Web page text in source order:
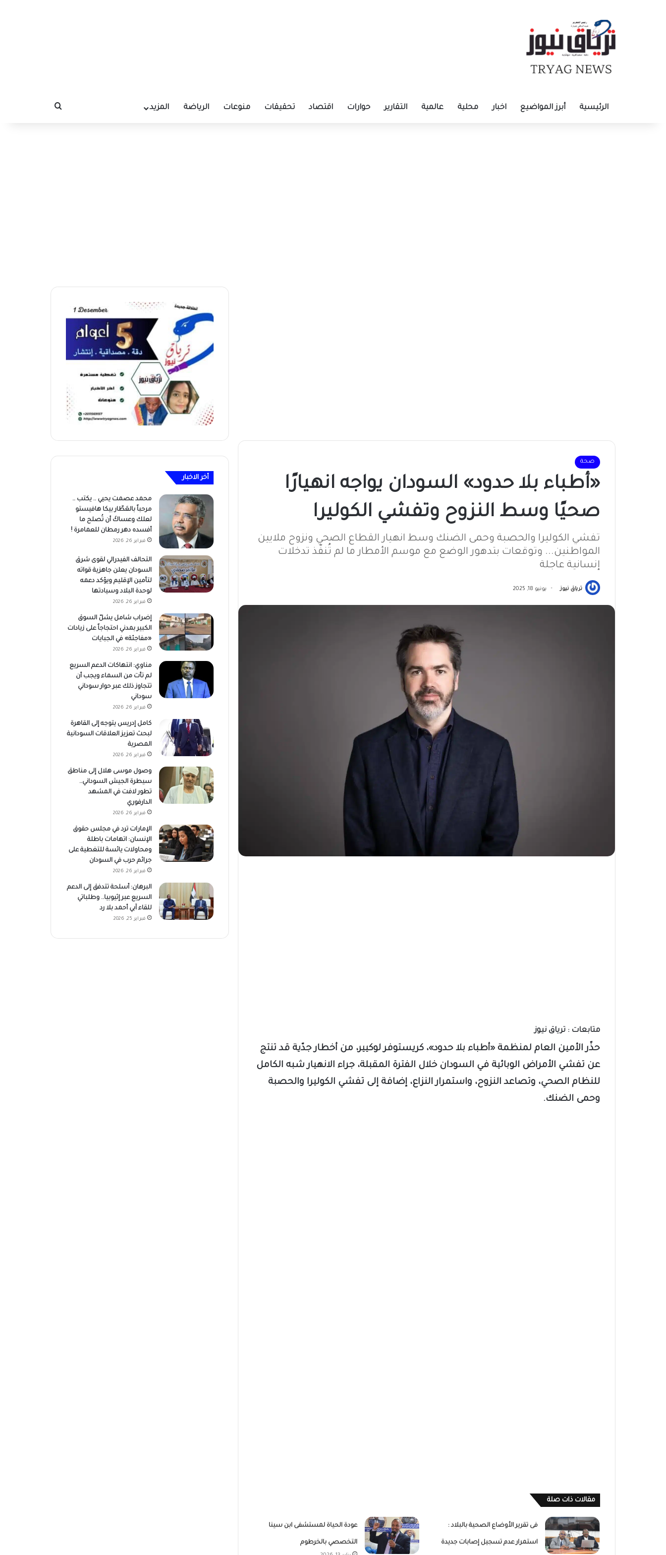
الرئيسية أبرز المواضيع اخبار محلية عالمية التقارير حوارات اقتصاد تحقيقات منوعات الرياضة المزيد بحث عن
صحة
«أطباء بلا حدود» السودان يواجه انهيارًا
صحيًا وسط النزوح وتفشي الكوليرا
تفشي الكوليرا والحصبة وحمى الضنك وسط انهيار القطاع الصحي ونزوح ملايين
المواطنين... وتوقعات بتدهور الوضع مع موسم الأمطار ما لم تُنفّذ تدخلات
إنسانية عاجلة
ترياق نيوز يونيو 18, 2025
متابعات : ترياق نيوز
حذّر الأمين العام لمنظمة «أطباء بلا حدود»، كريستوفر لوكيير، من أخطار جدّية قد تنتج
عن تفشي الأمراض الوبائية في السودان خلال الفترة المقبلة، جراء الانهيار شبه الكامل
للنظام الصحي، وتصاعد النزوح، واستمرار النزاع، إضافة إلى تفشي الكوليرا والحصبة
وحمى الضنك.
مقالات ذات صلة
فى تقرير الأوضاع الصحية بالبلاد :
استمرار عدم تسجيل إصابات جديدة
عودة الحياة لمستشفى ابن سينا
التخصصي بالخرطوم
أخر الاخبار
محمد عصمت يحيي .. يكتب ..
مرحباً بالعَطّار بيكا هافيستو
لعلك وعساكَ أن تُصلح ما
أفسده دهر رمطان للعمامرة !
فبراير 26, 2026
التحالف الفيدرالي لقوى شرق
السودان يعلن جاهزية قواته
لتأمين الإقليم ويؤكد دعمه
لوحدة البلاد وسيادتها
فبراير 26, 2026
إضراب شامل يشلّ السوق
الكبير بمدني احتجاجاً على زيادات
«مفاجئة» في الجبايات
فبراير 26, 2026
مناوي: انتهاكات الدعم السريع
لم تأت من السماء ويجب أن
تتجاوز ذلك عبر حوار سوداني
سوداني
فبراير 26, 2026
كامل إدريس يتوجه إلى القاهرة
لبحث تعزيز العلاقات السودانية
المصرية
فبراير 26, 2026
وصول موسى هلال إلى مناطق
سيطرة الجيش السوداني..
تطور لافت في المشهد
الدارفوري
فبراير 26, 2026
الإمارات ترد في مجلس حقوق
الإنسان: اتهامات باطلة
ومحاولات يائسة للتغطية على
جرائم حرب في السودان
فبراير 26, 2026
البرهان: أسلحة تتدفق إلى الدعم
السريع عبر إثيوبيا.. وطلباتي
للقاء آبي أحمد بلا رد
فبراير 25, 2026